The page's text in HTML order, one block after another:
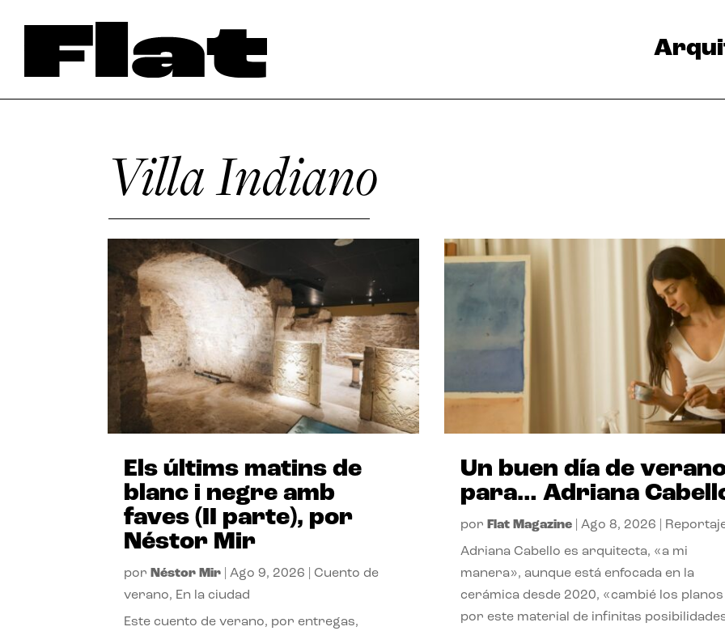
Villa Indiano
Els últims matins de
blanc i negre amb
faves (II parte), por
Néstor Mir
por Néstor Mir |Ago 9, 2026 |Cuento de
verano, En la ciudad
Este cuento de verano, por entregas,
Un buen día de
para… Adriana
por Flat Magazine| Ago 8, 2026
Adriana Cabello es arquitecta, «a mi
manera», aunque está enfocada en la
cerámica desde 2020, «cambié los planos
por este material de infinitas